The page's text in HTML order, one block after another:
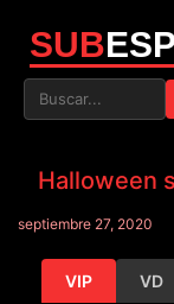
SUB
Halloween
septiembre 27, 2020
VIP VD